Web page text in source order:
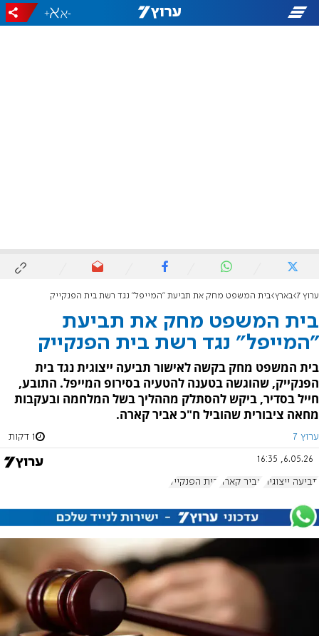
-
+
ערוץ 7 בארץ בית המשפט מחק את תביעת "המייפל" נגד רשת בית הפנקייק
בית המשפט מחק את תביעת
"המייפל" נגד רשת בית הפנקייק
בית המשפט מחק בקשה לאישור תביעה ייצוגית נגד בית
הפנקייק, שהוגשה בטענה להטעיה בסירופ המייפל. התובע,
חייל בסדיר, ביקש להסתלק מההליך בשל המלחמה ובעקבות
מחאה ציבורית שהוביל ח"כ אביר קארה.
ערוץ 7 1 דקות
6.05.26, 16:35
תביעה ייצוגית אביר קארה בית הפנקייק